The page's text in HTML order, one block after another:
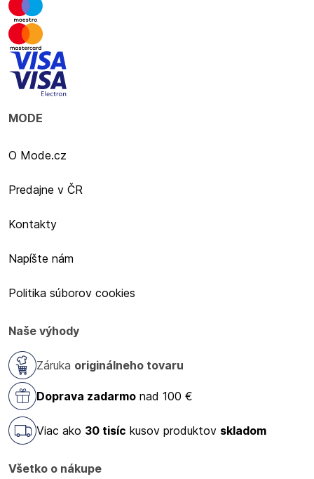
MODE
O Mode.cz
Predajne v ČR
Kontakty
Napíšte nám
Politika súborov cookies
Naše výhody
Záruka originálneho tovaru
Doprava zadarmo nad 100 €
Viac ako 30 tisíc kusov produktov skladom
Všetko o nákupe